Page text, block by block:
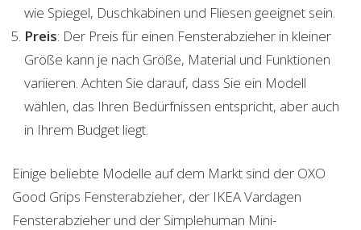
wie Spiegel, Duschkabinen und Fliesen geeignet sein.
Preis: Der Preis für einen Fensterabzieher in kleiner
Größe kann je nach Größe, Material und Funktionen
variieren. Achten Sie darauf, dass Sie ein Modell
wählen, das Ihren Bedürfnissen entspricht, aber auch
in Ihrem Budget liegt.
Einige beliebte Modelle auf dem Markt sind der OXO
Good Grips Fensterabzieher, der IKEA Vardagen
Fensterabzieher und der Simplehuman Mini-